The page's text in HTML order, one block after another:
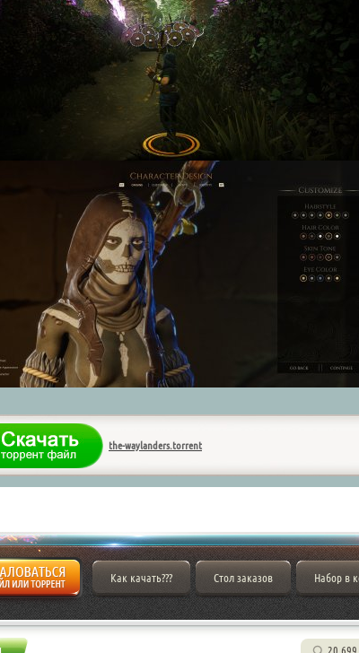
the-waylanders.torrent
Как качать??? Стол заказов Набор в
20 699